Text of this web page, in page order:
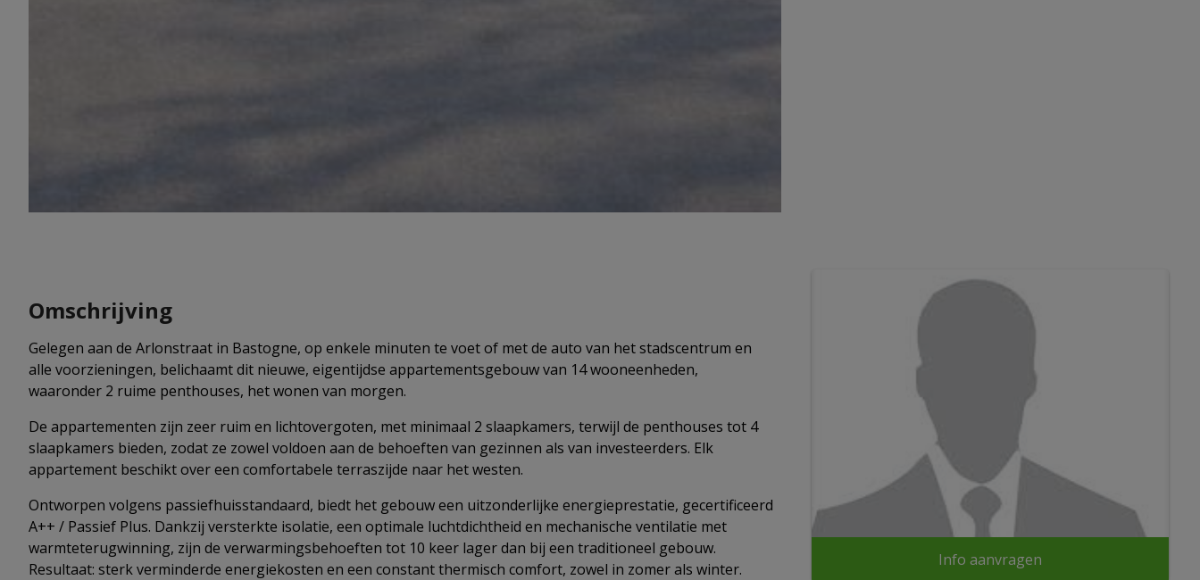
Omschrijving
Gelegen aan de Arlonstraat in Bastogne, op enkele minuten te voet of met de auto van het stadscentrum en
alle voorzieningen, belichaamt dit nieuwe, eigentijdse appartementsgebouw van 14 wooneenheden,
waaronder 2 ruime penthouses, het wonen van morgen.
De appartementen zijn zeer ruim en lichtovergoten, met minimaal 2 slaapkamers, terwijl de penthouses tot 4
slaapkamers bieden, zodat ze zowel voldoen aan de behoeften van gezinnen als van investeerders. Elk
appartement beschikt over een comfortabele terraszijde naar het westen.
Ontworpen volgens passiefhuisstandaard, biedt het gebouw een uitzonderlijke energieprestatie, gecertificeerd
A++ / Passief Plus. Dankzij versterkte isolatie, een optimale luchtdichtheid en mechanische ventilatie met
warmteterugwinning, zijn de verwarmingsbehoeften tot 10 keer lager dan bij een traditioneel gebouw.
Resultaat: sterk verminderde energiekosten en een constant thermisch comfort, zowel in zomer als winter.
Info aanvragen